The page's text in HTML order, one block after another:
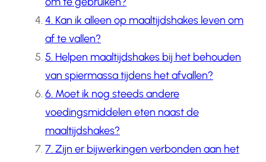
4. Kan ik alleen op maaltijdshakes leven om
af te vallen?
5. Helpen maaltijdshakes bij het behouden
van spiermassa tijdens het afvallen?
6. Moet ik nog steeds andere
voedingsmiddelen eten naast de
maaltijdshakes?
7. Zijn er bijwerkingen verbonden aan het